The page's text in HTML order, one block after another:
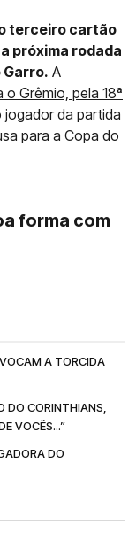
terceiro cartão
próxima rodada
Garro. A
Grêmio, pela 18ª
da partida
para a Copa do
forma com
A TORCIDA
DO CORINTHIANS,
VOCÊS...”
DO